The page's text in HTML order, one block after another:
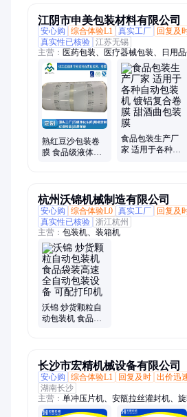
江阴市申美包装材料有限公司
安心购
综合体验L1 真实工厂 回复及
真实性已核验 江苏无锡
主营： 医药包装、医疗器械包装、日用
膜、工业包装
熟红豆沙包装卷
膜 食品级液体包
食品包装生产厂
家 适用于各种自
杭州沃锦机械制造有限公司
安心购
综合体验L0 真实工厂 回复及
真实性已核验 浙江杭州
主营： 包装机、装箱机
沃锦 炒货颗粒自
动包装机 食品袋
长沙市宏精机械设备有限公司
安心购
综合体验L1 回复及时 出价迅
湖南长沙
主营： 单冲压片机、安瓿拉丝灌封机、旋
机、全自动中药制丸机、中药材粉碎机